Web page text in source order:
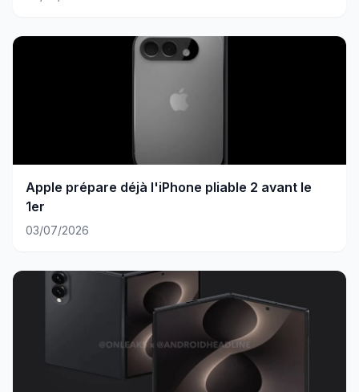
Apple prépare déjà l'iPhone pliable 2 avant le
1er
03/07/2026